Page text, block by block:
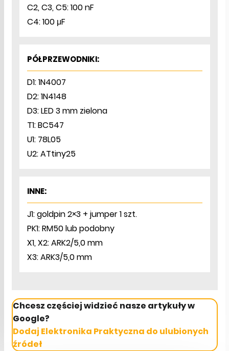
C2, C3, C5: 100 nF
C4: 100 μF
PÓŁPRZEWODNIKI:
D1: 1N4007
D2: 1N4148
D3: LED 3 mm zielona
T1: BC547
U1: 78L05
U2: ATtiny25
INNE:
J1: goldpin 2×3 + jumper 1 szt.
PK1: RM50 lub podobny
X1, X2: ARK2/5,0 mm
X3: ARK3/5,0 mm
Chcesz częściej widzieć nasze artykuły w
Google?
Dodaj Elektronika Praktyczna do ulubionych
źródeł